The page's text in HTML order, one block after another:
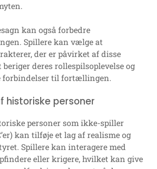
kan også forbedre
Spillere kan vælge at
der er påvirket af disse
deres rollespilsoplevelse og
forbindelser til fortællingen.
historiske personer
personer som ikke-spiller
kan tilføje et lag af realisme og
Spillere kan interagere med
eller krigere, hvilket kan give